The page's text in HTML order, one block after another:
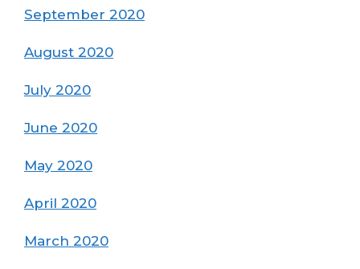
September 2020
August 2020
July 2020
June 2020
May 2020
April 2020
March 2020